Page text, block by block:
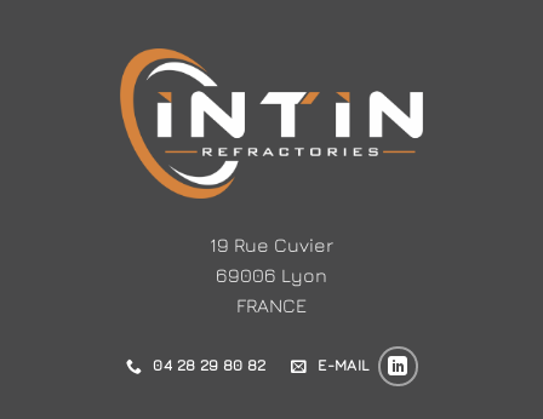
19 Rue Cuvier
69006 Lyon
FRANCE
04 28 29 80 82 E-MAIL